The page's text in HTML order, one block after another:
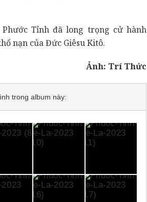
Phước Tỉnh đã long trọng cử hành
nạn của Đức Giêsu Kitô.
Ảnh: Trí Thức
trong album này: